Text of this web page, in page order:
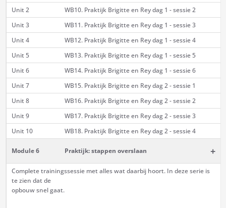
Unit 2
WB10. Praktijk Brigitte en Rey dag 1 - sessie 2
Unit 3
WB11. Praktijk Brigitte en Rey dag 1 - sessie 3
Unit 4
WB12. Praktijk Brigitte en Rey dag 1 - sessie 4
Unit 5
WB13. Praktijk Brigitte en Rey dag 1 - sessie 5
Unit 6
WB14. Praktijk Brigitte en Rey dag 1 - sessie 6
Unit 7
WB15. Praktijk Brigitte en Rey dag 2 - sessie 1
Unit 8
WB16. Praktijk Brigitte en Rey dag 2 - sessie 2
Unit 9
WB17. Praktijk Brigitte en Rey dag 2 - sessie 3
Unit 10
WB18. Praktijk Brigitte en Rey dag 2 - sessie 4
Module 6 Praktijk: stappen overslaan +
Complete trainingssessie met alles wat daarbij hoort. In deze serie is
te zien dat de
opbouw snel gaat.